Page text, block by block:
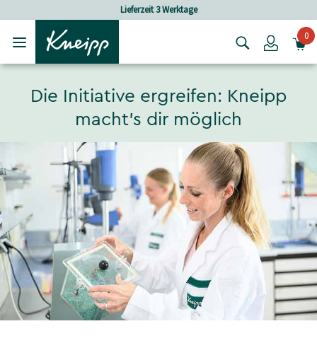
Versandkostenfrei ab 30 € Bestellwert
Login0
Die Initiative ergreifen: Kneipp
macht’s dir möglich